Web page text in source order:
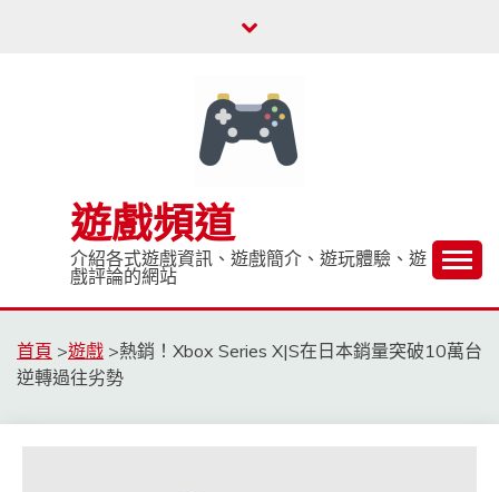
遊戲頻道
介紹各式遊戲資訊、遊戲簡介、遊玩體驗、遊
戲評論的網站
首頁 >遊戲 >熱銷！Xbox Series X|S在日本銷量突破10萬台
逆轉過往劣勢